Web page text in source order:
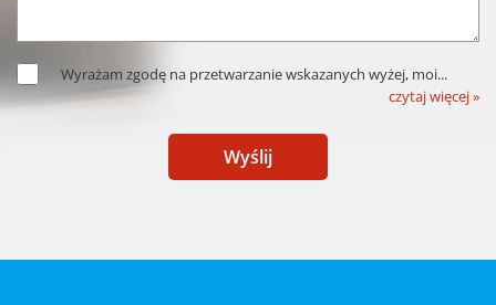
Wyrażam zgodę na przetwarzanie wskazanych wyżej, moi...
czytaj więcej »
Wyślij